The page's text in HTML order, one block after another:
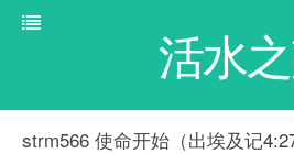
活水
strm566 使命开始（出埃及记